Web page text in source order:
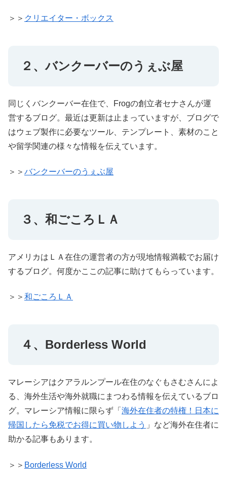
＞＞ クリエイター・ボックス
２、バンクーバーのうぇぶ屋
同じくバンクーバー在住で、Frogの創立者セナさんが運
営するブログ。最近は更新は止まっていますが、ブログで
はウェブ製作に必要なツール、テンプレート、素材のこと
や留学関連の様々な情報を伝えています。
＞＞ バンクーバーのうぇぶ屋
３、和ごころＬＡ
アメリカはＬＡ在住の運営者の方が現地情報満載でお届け
するブログ。何度かここの記事に助けてもらっています。
＞＞ 和ごころＬＡ
４、Borderless World
マレーシアはクアラルンプール在住のなぐもさむさんによ
る、海外生活や海外就職にまつわる情報を伝えているブロ
グ。マレーシア情報に限らず「 海外在住者の特権！日本に
帰国したら免税でお得に買い物しよう 」など海外在住者に
助かる記事もあります。
＞＞ Borderless World